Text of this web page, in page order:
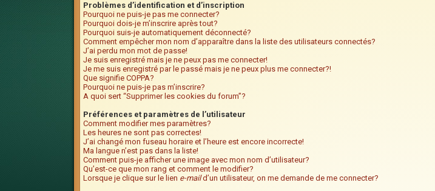
Problèmes d’identification et d’inscription
Pourquoi ne puis-je pas me connecter?
Pourquoi dois-je m’inscrire après tout?
Pourquoi suis-je automatiquement déconnecté?
Comment empêcher mon nom d’apparaître dans la liste des utilisateurs connectés?
J’ai perdu mon mot de passe!
Je suis enregistré mais je ne peux pas me connecter!
Je me suis enregistré par le passé mais je ne peux plus me connecter?!
Que signifie COPPA?
Pourquoi ne puis-je pas m’inscrire?
A quoi sert “Supprimer les cookies du forum”?
Préférences et paramètres de l’utilisateur
Comment modifier mes paramètres?
Les heures ne sont pas correctes!
J’ai changé mon fuseau horaire et l’heure est encore incorrecte!
Ma langue n’est pas dans la liste!
Comment puis-je afficher une image avec mon nom d’utilisateur?
Qu’est-ce que mon rang et comment le modifier?
Lorsque je clique sur le lien e-maild’un utilisateur, on me demande de me connecter?